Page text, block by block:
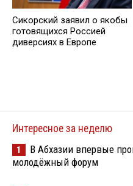
Сикорский заявил о якобы
готовящихся Россией
диверсиях в Европе
Интересное за неделю
1
В Абхазии впервые
молодёжный форум